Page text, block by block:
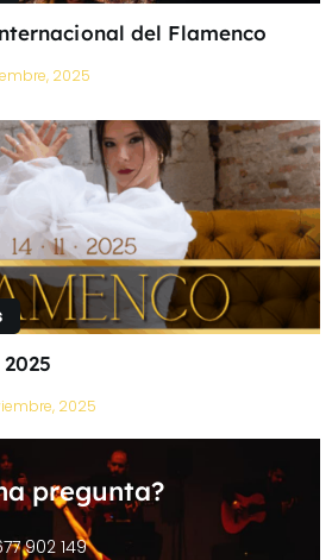
del Flamenco
2025
2025
pregunta?
902 149